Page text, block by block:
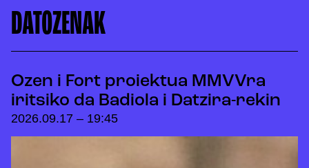
DATOZENAK
Ozen i Fort proiektua MMVVra
iritsiko da Badiola i Datzira-rekin
2026.09.17 – 19:45